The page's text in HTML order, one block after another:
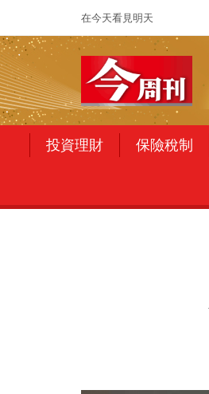
在今天看見明天
投資理財 保險稅制